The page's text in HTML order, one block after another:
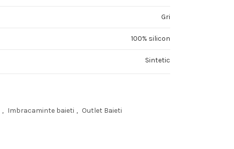
Gri
100% silicon
Sintetic
, Imbracaminte baieti , Outlet Baieti